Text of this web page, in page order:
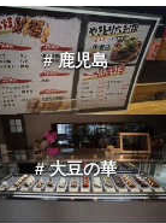
# 鹿児島
# 大豆の華